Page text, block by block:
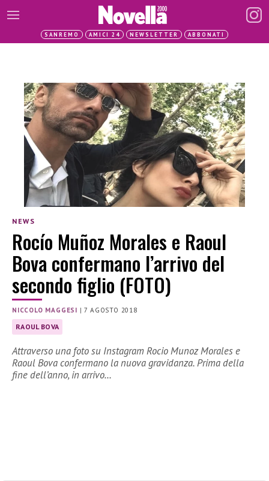
SANREMO AMICI 24 NEWSLETTER ABBONATI
NEWS
Rocío Muñoz Morales e Raoul
Bova confermano l’arrivo del
secondo figlio (FOTO)
NICCOLO MAGGESI |7 AGOSTO 2018
RAOUL BOVA
Attraverso una foto su Instagram Rocio Munoz Morales e
Raoul Bova confermano la nuova gravidanza. Prima della
fine dell’anno, in arrivo…